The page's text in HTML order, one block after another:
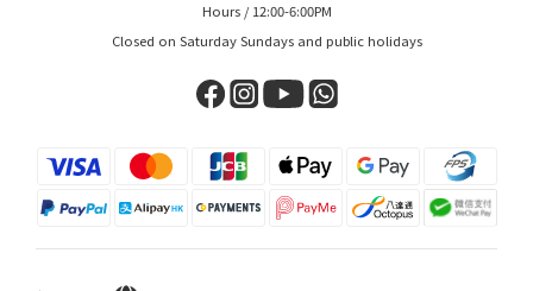
Hours / 12:00-6:00PM
Closed on Saturday Sundays and public holidays